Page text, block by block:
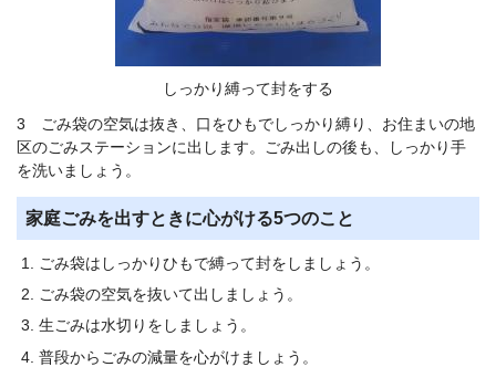
しっかり縛って封をする
3 ごみ袋の空気は抜き、口をひもでしっかり縛り、お住まいの地
区のごみステーションに出します。ごみ出しの後も、しっかり手
を洗いましょう。
家庭ごみを出すときに心がける5つのこと
ごみ袋はしっかりひもで縛って封をしましょう。
ごみ袋の空気を抜いて出しましょう。
生ごみは水切りをしましょう。
普段からごみの減量を心がけましょう。